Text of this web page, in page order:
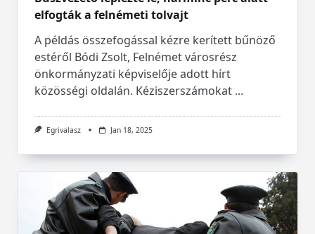
elfogták a felnémeti tolvajt
A példás összefogással kézre kerített bűnöző
estéről Bódi Zsolt, Felnémet városrész
önkormányzati képviselője adott hírt
közösségi oldalán. Kéziszerszámokat ...
Egrivalasz Jan 18, 2025